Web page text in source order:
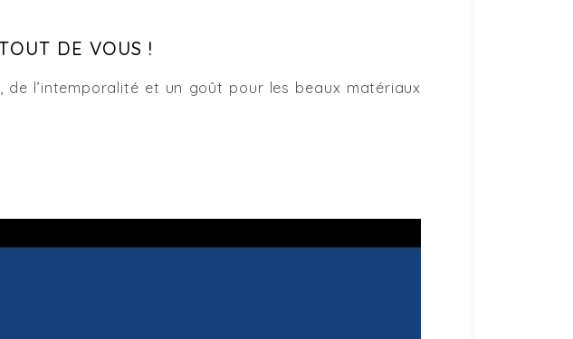
DE VOUS !
l’intemporalité et un goût pour les beaux matériaux